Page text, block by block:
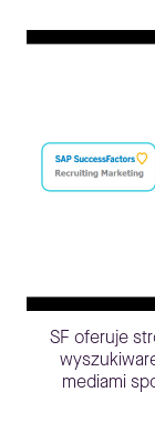
SF oferuje
mediami